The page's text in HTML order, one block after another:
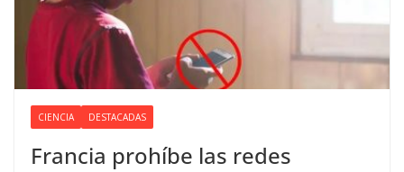
CIENCIA DESTACADAS
Francia prohíbe las redes